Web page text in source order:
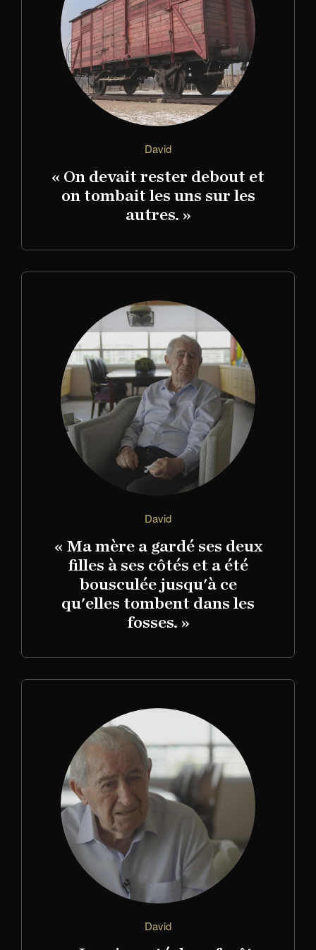
David
« On devait rester debout et
on tombait les uns sur les
autres. »
David
« Ma mère a gardé ses deux
filles à ses côtés et a été
bousculée jusqu'à ce
qu'elles tombent dans les
fosses. »
David